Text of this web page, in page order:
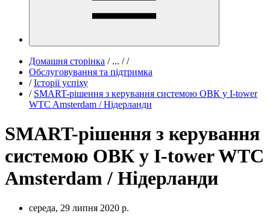
Домашня сторінка /... / /
Обслуговування та підтримка
/ Історії успіху
/ SMART-рішення з керування системою ОВК у I-tower
WTC Amsterdam / Нідерланди
SMART-рішення з керування
системою ОВК у I-tower WTC
Amsterdam / Нідерланди
середа, 29 липня 2020 р.